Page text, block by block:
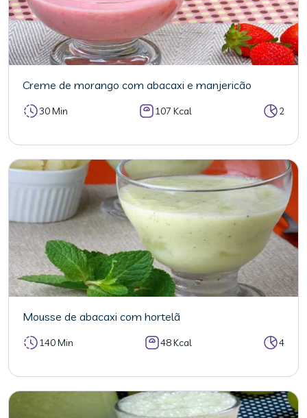
Creme de morango com abacaxi e manjericão
30 Min 107 Kcal 2
Mousse de abacaxi com hortelã
140 Min 48 Kcal 4